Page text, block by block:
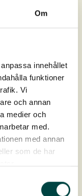
Om
innehållet
funktioner
Vi
och annan
medier och
med.
med annan
som de har